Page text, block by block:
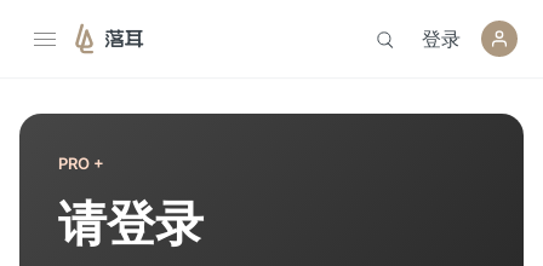
落耳 登录
PRO +
请登录